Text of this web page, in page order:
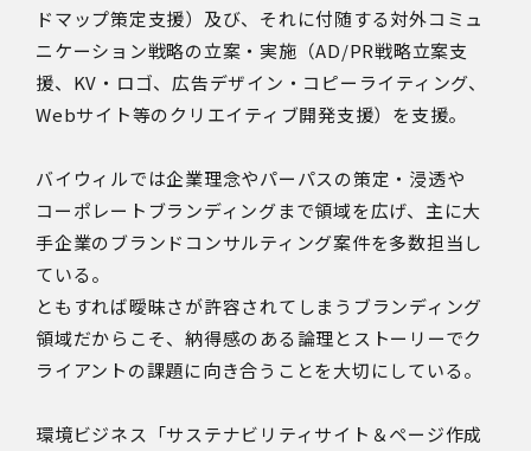
ドマップ策定支援）及び、それに付随する対外コミュ
ニケーション戦略の立案・実施（AD/PR戦略立案支
援、KV・ロゴ、広告デザイン・コピーライティング、
Webサイト等のクリエイティブ開発支援）を支援。
バイウィルでは企業理念やパーパスの策定・浸透や
コーポレートブランディングまで領域を広げ、主に大
手企業のブランドコンサルティング案件を多数担当し
ている。
ともすれば曖昧さが許容されてしまうブランディング
領域だからこそ、納得感のある論理とストーリーでク
ライアントの課題に向き合うことを大切にしている。
環境ビジネス「サステナビリティサイト＆ページ作成